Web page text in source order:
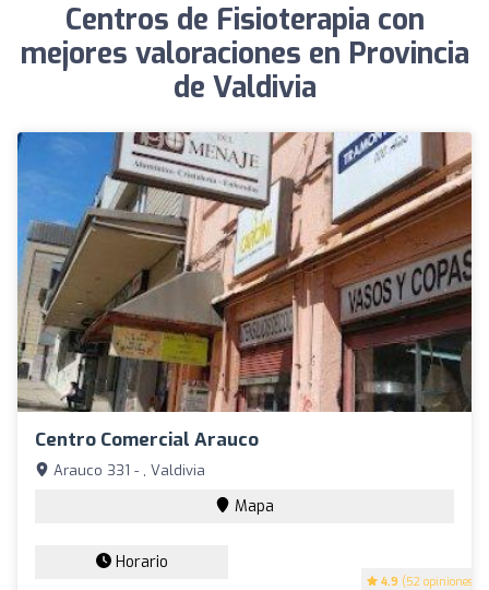
Centros de Fisioterapia con
mejores valoraciones en Provincia
de Valdivia
Centro Comercial Arauco
4.9 (52 opiniones)
Arauco 331 - , Valdivia
Mapa
Horario